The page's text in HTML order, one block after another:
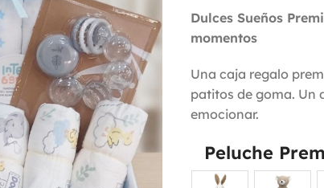
Dulces Sueños
momentos
Una caja regalo
patitos de goma. Un
emocionar.
Peluche